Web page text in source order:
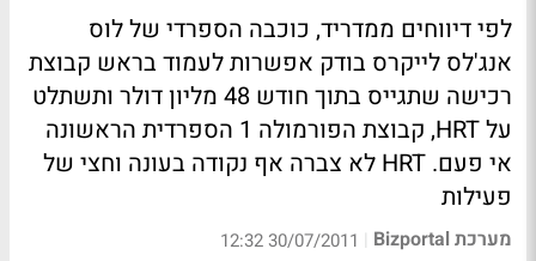
לפי דיווחים ממדריד, כוכבה הספרדי של לוס
אנג'לס לייקרס בודק אפשרות לעמוד בראש קבוצת
רכישה שתגייס בתוך חודש 48 מליון דולר ותשתלט
על HRT, קבוצת הפורמולה 1 הספרדית הראשונה
אי פעם. HRT לא צברה אף נקודה בעונה וחצי של
פעילות
מערכת Bizportal |
30/07/2011 12:32